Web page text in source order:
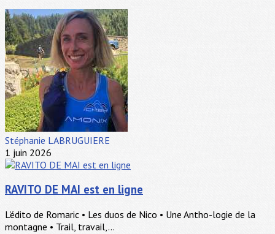
Stéphanie LABRUGUIERE
1 juin 2026
RAVITO DE MAI est en ligne
L'édito de Romaric • Les duos de Nico • Une Antho-logie de la
montagne • Trail, travail,...